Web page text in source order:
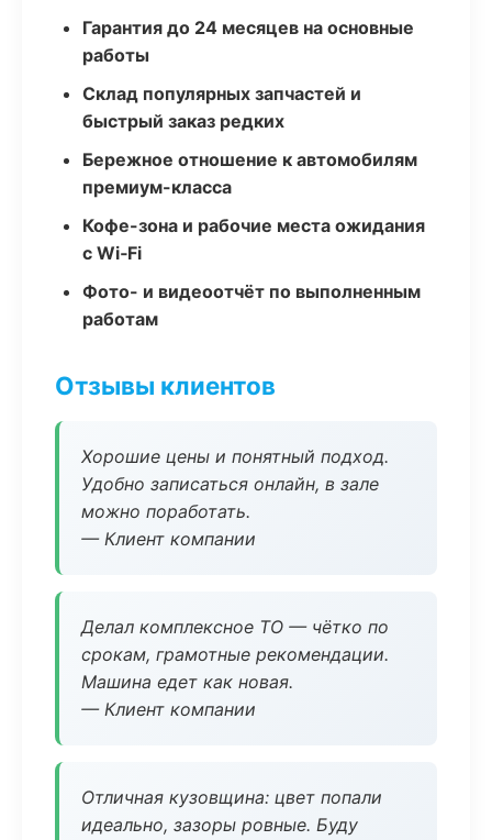
Гарантия до 24 месяцев на основные
работы
Склад популярных запчастей и
быстрый заказ редких
Бережное отношение к автомобилям
премиум-класса
Кофе-зона и рабочие места ожидания
с Wi‑Fi
Фото- и видеоотчёт по выполненным
работам
Отзывы клиентов
Хорошие цены и понятный подход.
Удобно записаться онлайн, в зале
можно поработать.
— Клиент компании
Делал комплексное ТО — чётко по
срокам, грамотные рекомендации.
Машина едет как новая.
— Клиент компании
Отличная кузовщина: цвет попали
идеально, зазоры ровные. Буду